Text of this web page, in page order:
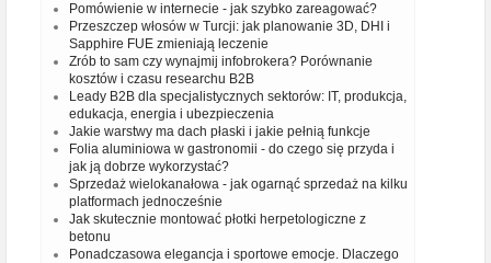
Pomówienie w internecie - jak szybko zareagować?
Przeszczep włosów w Turcji: jak planowanie 3D, DHI i
Sapphire FUE zmieniają leczenie
Zrób to sam czy wynajmij infobrokera? Porównanie
kosztów i czasu researchu B2B
Leady B2B dla specjalistycznych sektorów: IT, produkcja,
edukacja, energia i ubezpieczenia
Jakie warstwy ma dach płaski i jakie pełnią funkcje
Folia aluminiowa w gastronomii - do czego się przyda i
jak ją dobrze wykorzystać?
Sprzedaż wielokanałowa - jak ogarnąć sprzedaż na kilku
platformach jednocześnie
Jak skutecznie montować płotki herpetologiczne z
betonu
Ponadczasowa elegancja i sportowe emocje. Dlaczego